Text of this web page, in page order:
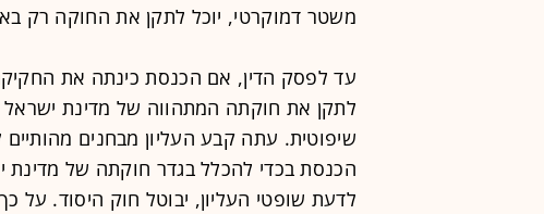
משטר דמוקרטי, יוכל לתקן את החוקה רק
עד לפסק הדין, אם הכנסת כינתה את
לתקן את חוקתה המתהווה של מדינת ישראל
שיפוטית. עתה קבע העליון מבחנים
הכנסת בכדי להכלל בגדר חוקתה של מדינת
לדעת שופטי העליון, יבוטל חוק היסוד. על